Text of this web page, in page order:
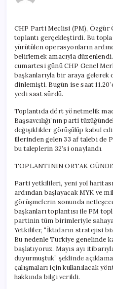
CHP Parti Meclisi (PM), Özgür
toplantı gerçekleştirdi. Bu
yürütülen operasyonların
belirlemek amacıyla
cumartesi günü CHP Genel
başkanlarıyla bir araya
dinlemişti. Bugün ise saat
yedi saat sürdü.
Toplantıda dört yönetmelik
Başsavcılığı’nın parti
değişiklikler görüşülüp kabul
illerinden gelen 33 af talebi de
bu taleplerin 32’si onaylandı.
TOPLANTININ ORTAK
Parti yetkilileri, yeni yol
ardından başlayacak MYK ve
görüşmelerin sonunda
başkanları toplantısı ile PM
partinin tüm birimleriyle
Yetkililer, “İktidarın stratejisi
Bu nedenle Türkiye genelinde
başlatıyoruz. Mayıs ayı
duyurmuştuk” şeklinde
çalışmaları için kullanılacak
hakkında bilgi verildi.